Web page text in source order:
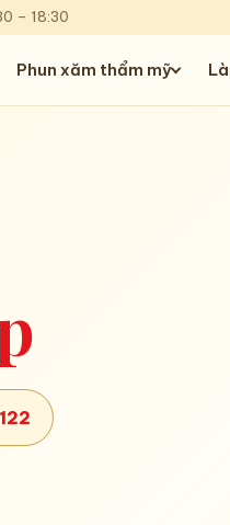
– 18:30
Phun xăm thẩm mỹ